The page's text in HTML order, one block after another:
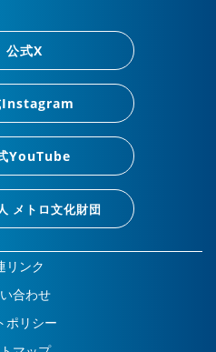
公式X
Instagram
YouTube
メトロ文化財団
リンク
合わせ
ポリシー